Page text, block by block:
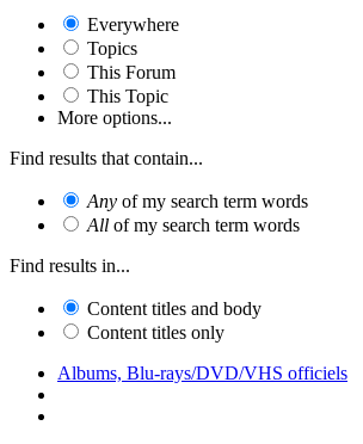
Everywhere
Topics
This Forum
This Topic
More options...
Find results that contain...
Any of my search term words
All of my search term words
Find results in...
Content titles and body
Content titles only
Albums, Blu-rays/DVD/VHS officiels